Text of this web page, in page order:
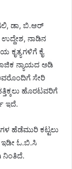
ಡಾ, ಬಿ.ಆರ್
ನಾಡಿನ
ಕೃತ್ಯಗಳಿಗೆ ಕೈ
ನ್ಯಾಯದ ಅಡಿ
ಸೇರಿ
ಹೊರಟವರಿಗೆ
ಇದೆ.
ಹೆಡೆಮುರಿ ಕಟ್ಟಲು
ಇಡೀ ಓ.ಬಿ.ಸಿ
ನಿಂತಿದೆ.